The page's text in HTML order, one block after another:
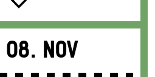
08. Nov